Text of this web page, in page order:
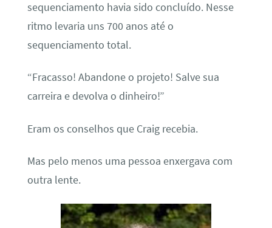
sequenciamento havia sido concluído. Nesse
ritmo levaria uns 700 anos até o
sequenciamento total.
“Fracasso! Abandone o projeto! Salve sua
carreira e devolva o dinheiro!”
Eram os conselhos que Craig recebia.
Mas pelo menos uma pessoa enxergava com
outra lente.